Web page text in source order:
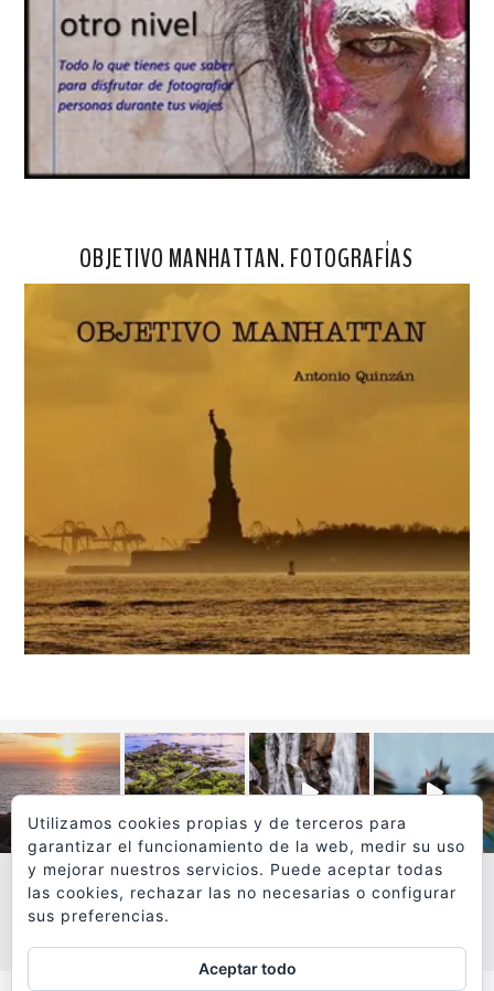
OBJETIVO MANHATTAN. FOTOGRAFÍAS
VER MÁS
Utilizamos cookies propias y de terceros para
garantizar el funcionamiento de la web, medir su uso
y mejorar nuestros servicios. Puede aceptar todas
las cookies, rechazar las no necesarias o configurar
sus preferencias.
Aceptar todo